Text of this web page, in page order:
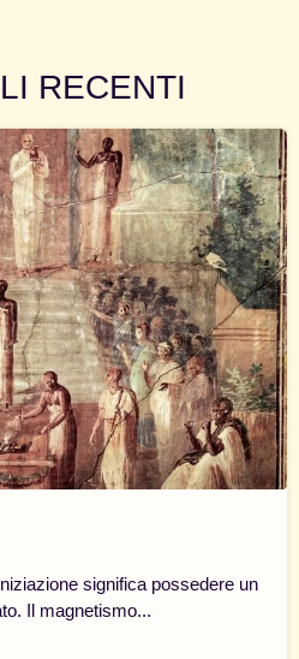
RECENTI
significa possedere un
Il magnetismo...